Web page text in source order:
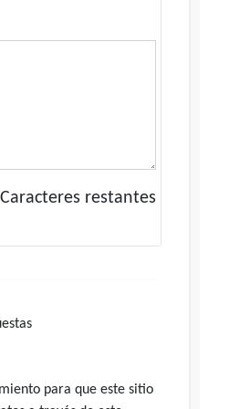
Caracteres restantes
para que este sitio